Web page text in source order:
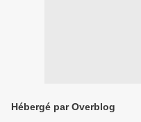
Hébergé par Overblog